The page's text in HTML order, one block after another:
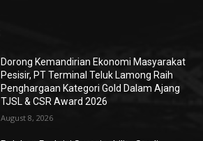
Dorong Kemandirian Ekonomi Masyarakat
Pesisir, PT Terminal Teluk Lamong Raih
Penghargaan Kategori Gold Dalam Ajang
TJSL & CSR Award 2026
August 8, 2026